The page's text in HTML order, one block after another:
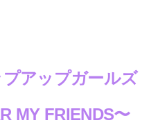
アップガールズ
MY FRIENDS〜